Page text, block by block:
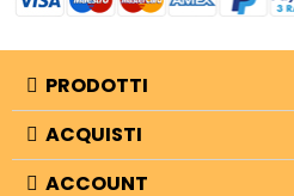
PRODOTTI
ACQUISTI
ACCOUNT